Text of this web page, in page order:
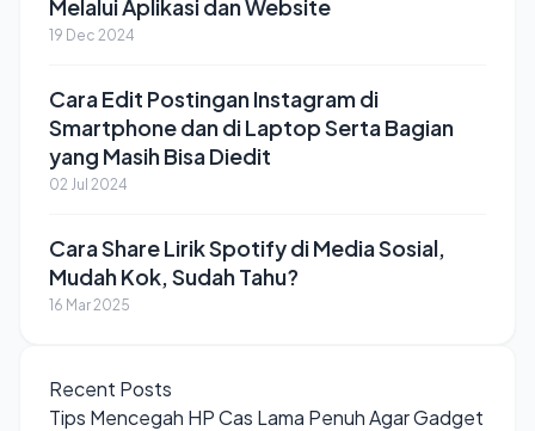
Melalui Aplikasi dan Website
19 Dec 2024
Cara Edit Postingan Instagram di
Smartphone dan di Laptop Serta Bagian
yang Masih Bisa Diedit
02 Jul 2024
Cara Share Lirik Spotify di Media Sosial,
Mudah Kok, Sudah Tahu?
16 Mar 2025
Recent Posts
Tips Mencegah HP Cas Lama Penuh Agar Gadget